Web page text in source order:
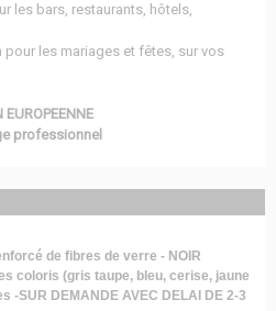
les bars, restaurants, hôtels,
pour les mariages et fêtes, sur vos
professionnel
de fibres de verre - NOIR
coloris (gris taupe, bleu, cerise, jaune
-SUR DEMANDE AVEC DELAI DE 2-3